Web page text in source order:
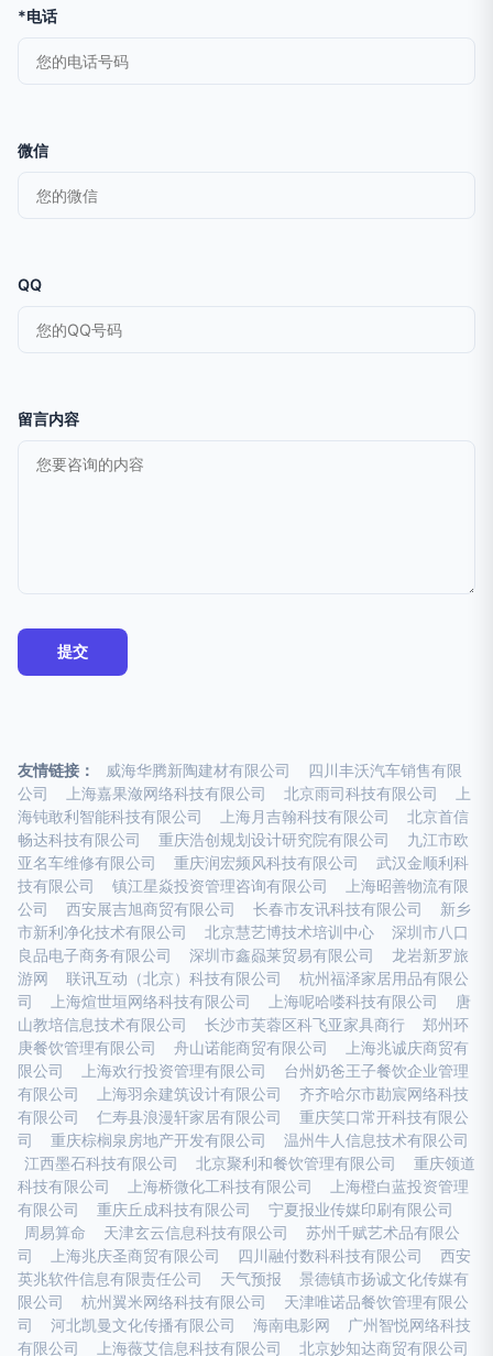
*电话
微信
QQ
留言内容
友情链接： 威海华腾新陶建材有限公司
四川丰沃汽车销售有限
公司
上海嘉果潋网络科技有限公司 北京雨司科技有限公司
上
海钝敢利智能科技有限公司
上海月吉翰科技有限公司
北京首信
畅达科技有限公司
重庆浩创规划设计研究院有限公司
九江市欧
亚名车维修有限公司
重庆润宏频风科技有限公司
武汉金顺利科
技有限公司
镇江星焱投资管理咨询有限公司
上海昭善物流有限
公司
西安展吉旭商贸有限公司 长春市友讯科技有限公司
新乡
市新利净化技术有限公司
北京慧艺博技术培训中心
深圳市八口
良品电子商务有限公司
深圳市鑫赑莱贸易有限公司
龙岩新罗旅
游网
联讯互动（北京）科技有限公司
杭州福泽家居用品有限公
司
上海煊世垣网络科技有限公司 上海呢哈喽科技有限公司
唐
山教培信息技术有限公司
长沙市芙蓉区科飞亚家具商行
郑州环
庚餐饮管理有限公司
舟山诺能商贸有限公司
上海兆诚庆商贸有
限公司
上海欢行投资管理有限公司
台州奶爸王子餐饮企业管理
有限公司
上海羽余建筑设计有限公司
齐齐哈尔市勘宸网络科技
有限公司
仁寿县浪漫轩家居有限公司
重庆笑口常开科技有限公
司
重庆棕榈泉房地产开发有限公司
温州牛人信息技术有限公司
江西墨石科技有限公司
北京聚利和餐饮管理有限公司
重庆领道
科技有限公司
上海桥微化工科技有限公司
上海橙白蓝投资管理
有限公司
重庆丘成科技有限公司
宁夏报业传媒印刷有限公司
周易算命
天津玄云信息科技有限公司
苏州千赋艺术品有限公
司
上海兆庆圣商贸有限公司 四川融付数科科技有限公司
西安
英兆软件信息有限责任公司
天气预报
景德镇市扬诚文化传媒有
限公司
杭州翼米网络科技有限公司
天津唯诺品餐饮管理有限公
司
河北凯曼文化传播有限公司 海南电影网
广州智悦网络科技
有限公司
上海薇艾信息科技有限公司 北京妙知达商贸有限公司